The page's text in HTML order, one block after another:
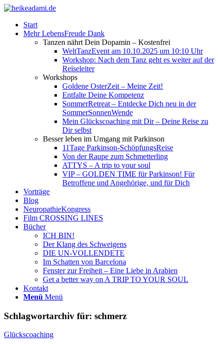
Start
Mehr LebensFreude Dank
Tanzen nährt Dein Dopamin – Kostenfrei
WeltTanzEvent am 10.10.2025 um 10:10 Uhr
Workshop: Nach dem Tanz geht es weiter auf der
Reiseleiter
Workshops
Goldene OsterZeit – Meine Zeit!
Entfalte Deine Kompetenz
SommerRetreat – Entdecke Dich neu in der
SommerSonnenWende
Mein Glückscoaching mit Dir – Deine Reise zu
Dir selbst
Besser leben im Umgang mit Parkinson
11Tage Parkinson-SchöpfungsReise
Von der Raupe zum Schmetterling
ATTYS – A trip to your soul
VIP – GOLDEN TIME für Parkinson! Für
Betroffene und Angehörige, und für Dich
Vorträge
Blog
NeuropathieKongress
Film CROSSING LINES
Bücher
ICH BIN!
Der Klang des Schweigens
DIE UN-VOLLENDETE
Im Schatten von Barcelona
Fenster zur Freiheit – Eine Liebe in Arabien
Get a better way on A TRIP TO YOUR SOUL
Kontakt
Menü Menü
Schlagwortarchiv für: schmerz
Glückscoaching